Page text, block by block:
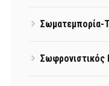
Σωματεμπορία-
Σωφρονιστικός